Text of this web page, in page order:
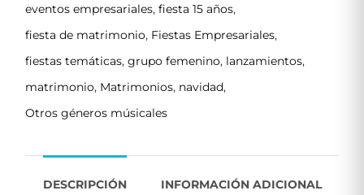
eventos empresariales, fiesta 15 años,
fiesta de matrimonio, Fiestas Empresariales,
fiestas temáticas, grupo femenino, lanzamientos,
matrimonio, Matrimonios, navidad,
Otros géneros músicales
DESCRIPCIÓN INFORMACIÓN ADICIONAL